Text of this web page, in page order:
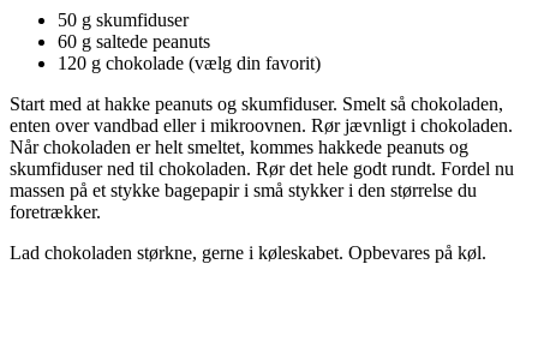
50 g skumfiduser
60 g saltede peanuts
120 g chokolade (vælg din favorit)
Start med at hakke peanuts og skumfiduser. Smelt så chokoladen,
enten over vandbad eller i mikroovnen. Rør jævnligt i chokoladen.
Når chokoladen er helt smeltet, kommes hakkede peanuts og
skumfiduser ned til chokoladen. Rør det hele godt rundt. Fordel nu
massen på et stykke bagepapir i små stykker i den størrelse du
foretrækker.
Lad chokoladen størkne, gerne i køleskabet. Opbevares på køl.